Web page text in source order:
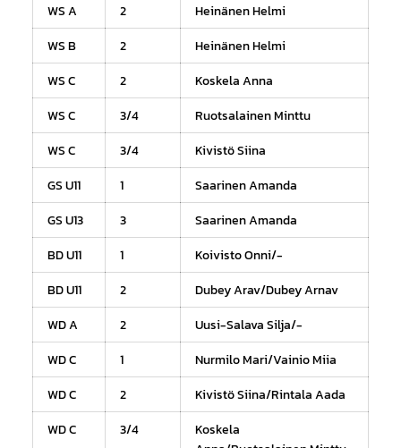
WS A
2
Heinänen Helmi
WS B
2
Heinänen Helmi
WS C
2
Koskela Anna
WS C
3/4
Ruotsalainen Minttu
WS C
3/4
Kivistö Siina
GS U11
1
Saarinen Amanda
GS U13
3
Saarinen Amanda
BD U11
1
Koivisto Onni/-
BD U11
2
Dubey Arav/Dubey Arnav
WD A
2
Uusi-Salava Silja/-
WD C
1
Nurmilo Mari/Vainio Miia
WD C
2
Kivistö Siina/Rintala Aada
WD C
3/4
Koskela